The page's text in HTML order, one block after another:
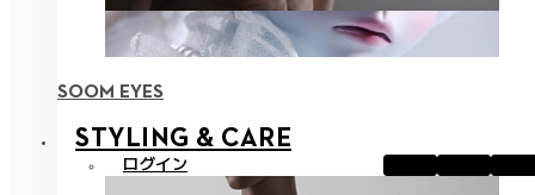
SOOM EYES
STYLING & CARE
ログイン